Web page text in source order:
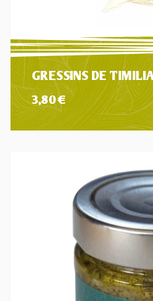
GRESSINS DE
3,80€